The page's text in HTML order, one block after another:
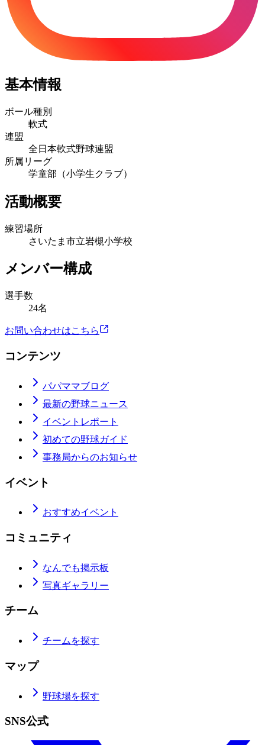
基本情報
ボール種別
軟式
連盟
全日本軟式野球連盟
所属リーグ
学童部（小学生クラブ）
活動概要
練習場所
さいたま市立岩槻小学校
メンバー構成
選手数
24名
お問い合わせはこちら
コンテンツ
パパママブログ
最新の野球ニュース
イベントレポート
初めての野球ガイド
事務局からのお知らせ
イベント
おすすめイベント
コミュニティ
なんでも掲示板
写真ギャラリー
チーム
チームを探す
マップ
野球場を探す
SNS公式